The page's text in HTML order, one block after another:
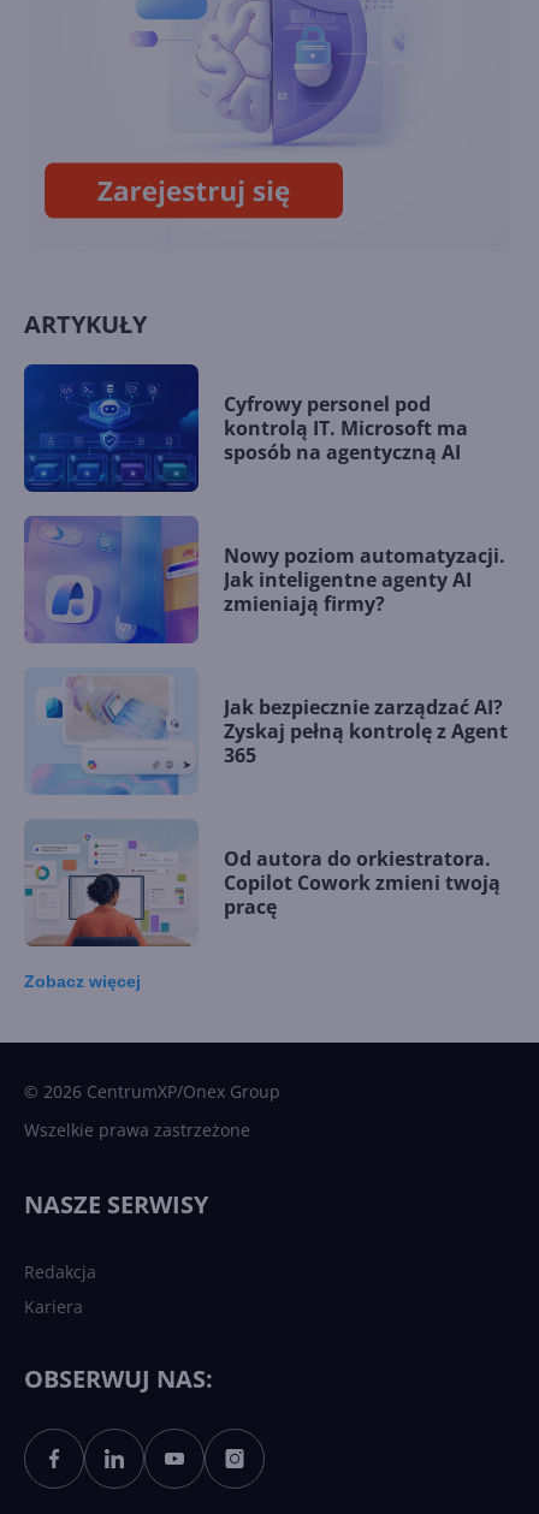
Face
Potężny model OpenAI uciekł
z sandboksa i został
wyłączony
ARTYKUŁY
Cyfrowy personel pod
kontrolą IT. Microsoft ma
sposób na agentyczną AI
Nowy poziom automatyzacji.
Jak inteligentne agenty AI
zmieniają firmy?
Jak bezpiecznie zarządzać AI?
Zyskaj pełną kontrolę z Agent
365
Od autora do orkiestratora.
Copilot Cowork zmieni twoją
pracę
Sztuczna inteligencja po
polsku. Dość barier
Zobacz więcej
© 2026 CentrumXP/Onex Group
Wszelkie prawa zastrzeżone
NASZE SERWISY
Redakcja
Kariera
OBSERWUJ NAS: